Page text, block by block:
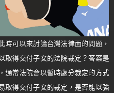
時可以來討論台灣法律面的問題，
取得交付子女的法院裁定？答案是
通常法院會以暫時處分裁定的方式
取得交付子女的裁定，是否能以強